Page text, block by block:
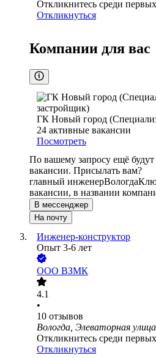
Откликнитесь среди первых
Откликнуться
Компании для вас
ГК Новый город
24 активные вакансии
Посмотреть
По вашему запросу ещё будут
вакансии. Присылать вам?
главный инженерВологда
вакансии, в названии
В мессенджер
На почту
Инженер-конструктор
Опыт 3-6 лет
ООО ВЗМК
4.1
•
10 отзывов
Вологда, Элеваторная улица
Откликнитесь среди первых
Откликнуться